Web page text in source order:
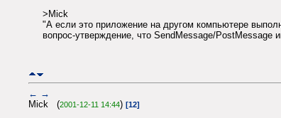
>Mick
"А если это приложение на другом компьютере
вопрос-утверждение, что SendMessage/PostMessage
← →
Mick (2001-12-11 14:44) [12]